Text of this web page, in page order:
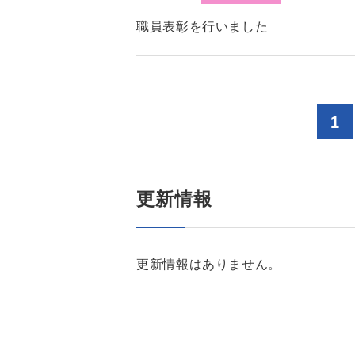
職員表彰を行いました
1
更新情報
更新情報はありません。